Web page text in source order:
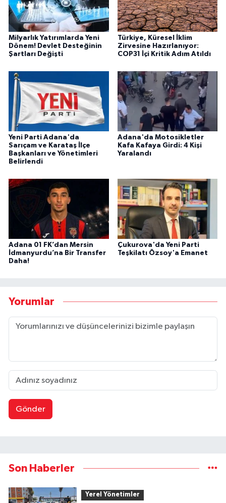
Milyarlık Yatırımlarda Yeni
Dönem! Devlet Desteğinin
Şartları Değişti
Türkiye, Küresel İklim
Zirvesine Hazırlanıyor:
COP31 İçi Kritik Adım Atıldı
Yeni Parti Adana'da
Sarıçam ve Karataş İlçe
Başkanları ve Yönetimleri
Belirlendi
Adana'da Motosikletler
Kafa Kafaya Girdi: 4 Kişi
Yaralandı
Adana 01 FK’dan Mersin
İdmanyurdu’na Bir Transfer
Daha!
Çukurova'da Yeni Parti
Teşkilatı Özsoy'a Emanet
Yorumlar
Gönder
Son Haberler
Yerel Yönetimler